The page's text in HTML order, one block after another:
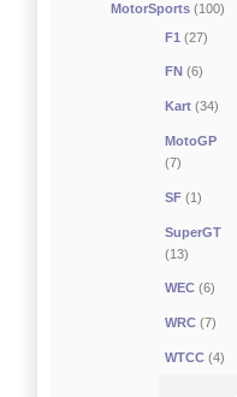
MotorSports(100)
F1 (27)
FN (6)
Kart (34)
MotoGP
(7)
SF (1)
SuperGT
(13)
WEC (6)
WRC (7)
WTCC (4)